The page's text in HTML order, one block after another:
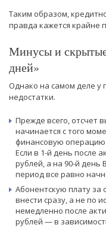
Таким образом,
правда кажется крайне
Минусы и
дней»
Однако на самом деле у
недостатки.
Прежде всего, отсчет
начинается с того
финансовую операцию
Если в 1-й день после
рублей, а на 90-й день
период все равно
Абонентскую плату за
внести сразу, а не по
немедленно после
рублей — в